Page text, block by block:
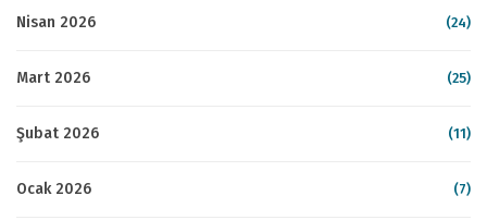
Nisan 2026 (24)
Mart 2026 (25)
Şubat 2026 (11)
Ocak 2026 (7)